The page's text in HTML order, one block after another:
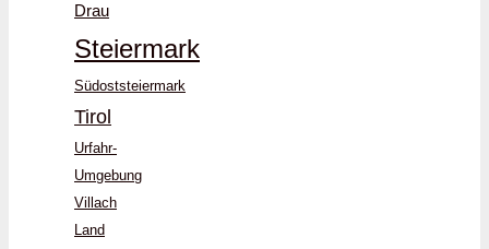
Drau
Steiermark
Südoststeiermark
Tirol
Urfahr-
Umgebung
Villach
Land